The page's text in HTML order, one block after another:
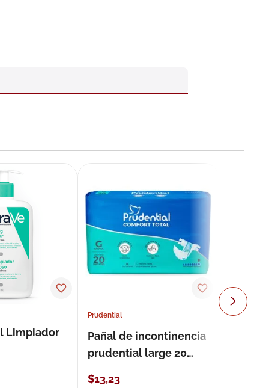
Limpiador
Prudential
Pañal de incontinencia
prudential large 20
$13,23